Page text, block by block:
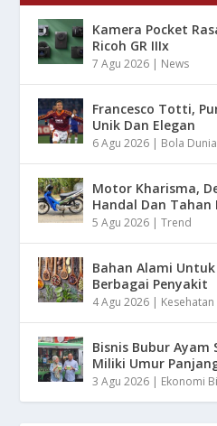
Kamera Pocket
Ricoh GR IIIx
7 Agu 2026 | News
Francesco Totti,
Unik Dan Elegan
6 Agu 2026 | Bola Dunia
Motor Kharisma,
Handal Dan Tahan
5 Agu 2026 |Trend
Bahan Alami
Berbagai Penyakit
4 Agu 2026 | Kesehatan
Bisnis Bubur Ayam
Miliki Umur
3 Agu 2026 | Ekonomi